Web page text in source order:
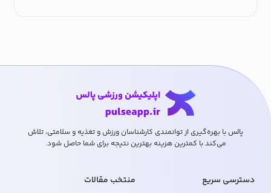
پالس با بهره‌گیری از توانمندی کارشناسان ورزش و تغذیه و سلامتی، تلاش
می‌کند با کمترین هزینه بهترین نتیجه برای شما حاصل شود.
دسترسی سریع منتخب مقالات